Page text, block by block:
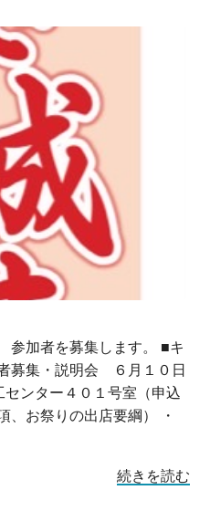
参加者を募集します。 ■キ
募集・説明会 ６月１０日
ンター４０１号室（申込
、お祭りの出店要綱） ・
続きを読む